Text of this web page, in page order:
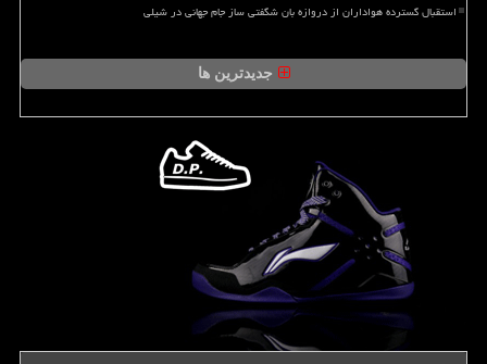
استقبال گسترده هواداران از دروازه بان شگفتی ساز جام جهانی در شیلی
جدیدترین ها